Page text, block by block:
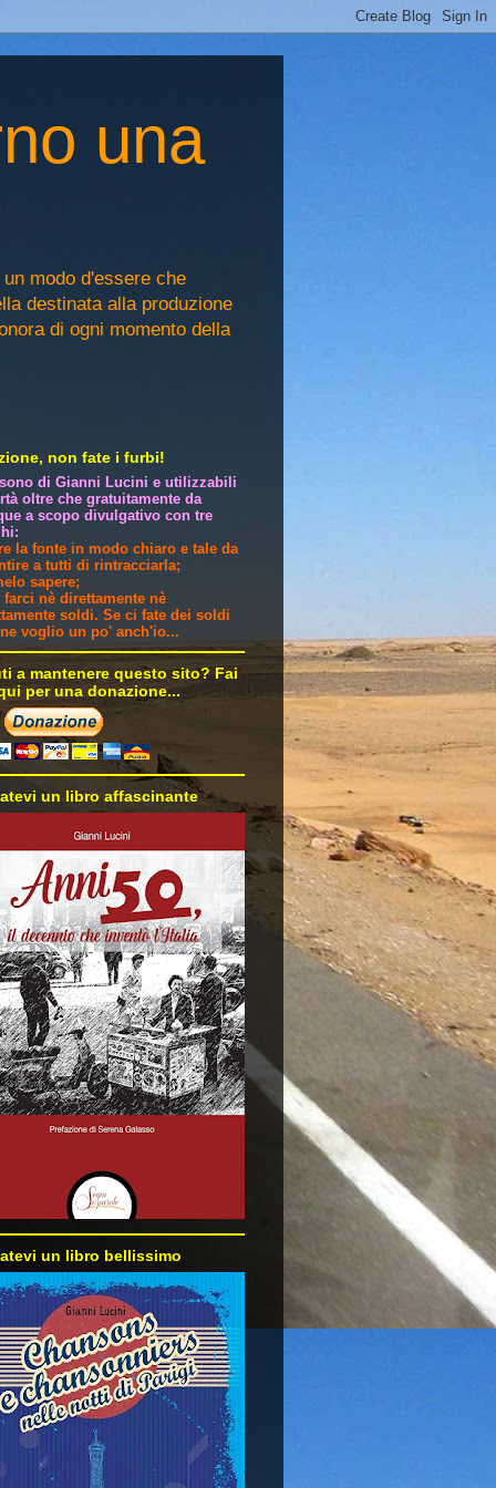
una
modo d'essere che
destinata alla produzione
di ogni momento della
non fate i furbi!
di Gianni Lucini e utilizzabili
oltre che gratuitamente da
a scopo divulgativo con tre
la fonte in modo chiaro e tale da
a tutti di rintracciarla;
sapere;
farci nè direttamente nè
soldi. Se ci fate dei soldi
voglio un po' anch'io...
a mantenere questo sito? Fai
per una donazione...
un libro affascinante
un libro bellissimo